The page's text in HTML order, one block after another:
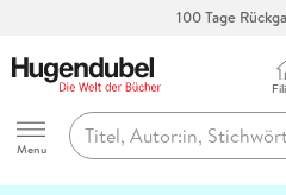
Abholung in
Hugendubel
Menu